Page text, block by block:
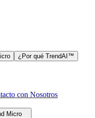
¿Por qué TrendAI™
con Nosotros
Micro